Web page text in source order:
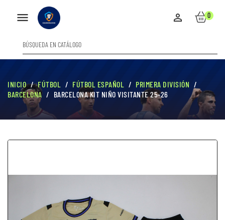
 0

INICIO FÚTBOL FÚTBOL ESPAÑOL
PRIMERA DIVISIÓN
BARCELONA
BARCELONA KIT NIÑO VISITANTE 25-26